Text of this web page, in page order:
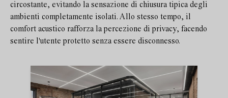
circostante, evitando la sensazione di chiusura tipica degli
ambienti completamente isolati. Allo stesso tempo, il
comfort acustico rafforza la percezione di privacy, facendo
sentire l'utente protetto senza essere disconnesso.